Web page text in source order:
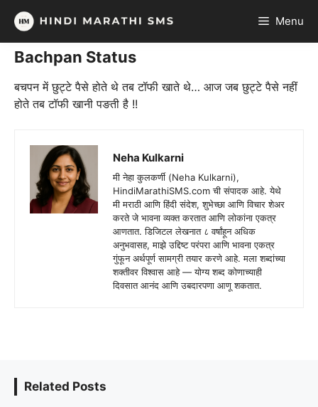
Skip
content
Menu
Bachpan Status
बचपन में छुट्टे पैसे होते थे तब टॉफी खाते थे… आज जब छुट्टे पैसे नहीं
होते तब टॉफी खानी पङती है !!
Neha Kulkarni
मी नेहा कुलकर्णी (Neha Kulkarni),
HindiMarathiSMS.com ची संपादक आहे. येथे
मी मराठी आणि हिंदी संदेश, शुभेच्छा आणि विचार शेअर
करते जे भावना व्यक्त करतात आणि लोकांना एकत्र
आणतात. डिजिटल लेखनात ८ वर्षांहून अधिक
अनुभवासह, माझे उद्दिष्ट परंपरा आणि भावना एकत्र
गुंफून अर्थपूर्ण सामग्री तयार करणे आहे. मला शब्दांच्या
शक्तीवर विश्वास आहे — योग्य शब्द कोणाच्याही
दिवसात आनंद आणि उबदारपणा आणू शकतात.
Related Posts